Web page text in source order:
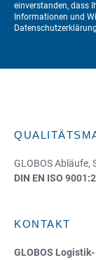
einverstanden, dass
Informationen und
Datenschutzerklärung
GLOBOS Abläufe,
DIN EN ISO
KONTAKT
GLOBOS Logistik-